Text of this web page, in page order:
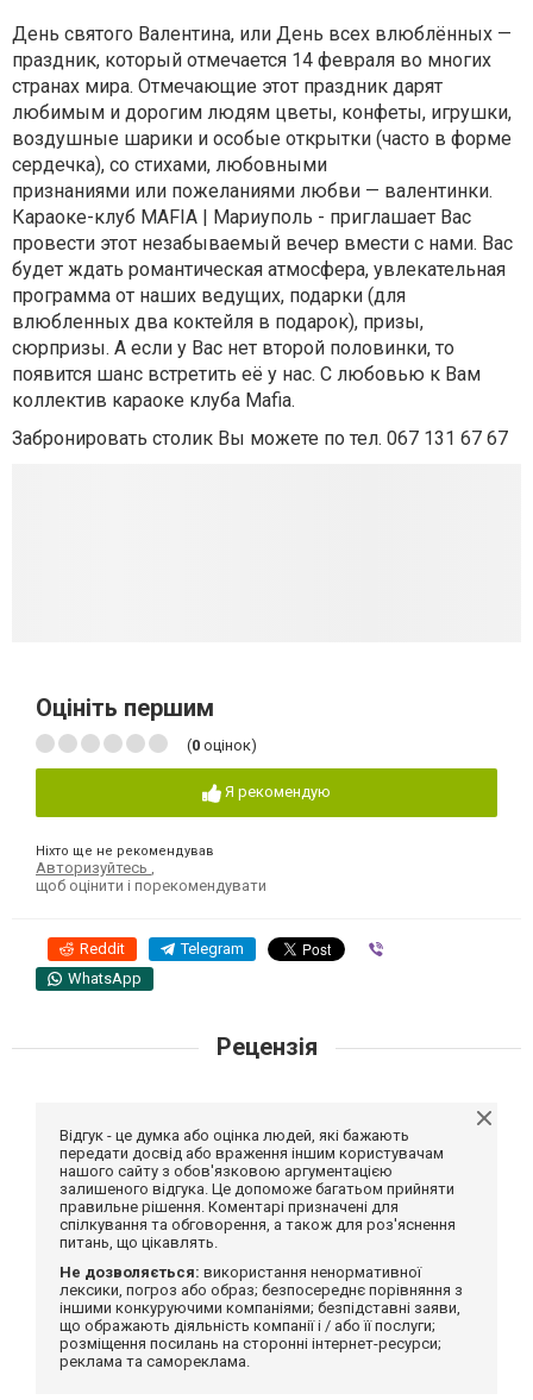
День святого Валентина, или День всех влюблённых —
праздник, который отмечается 14 февраля во многих
странах мира. Отмечающие этот праздник дарят
любимым и дорогим людям цветы, конфеты, игрушки,
воздушные шарики и особые открытки (часто в форме
сердечка), со стихами, любовными
признаниями или пожеланиями любви — валентинки.
Караоке-клуб MAFIA | Мариуполь - приглашает Вас
провести этот незабываемый вечер вмести с нами. Вас
будет ждать романтическая атмосфера, увлекательная
программа от наших ведущих, подарки (для
влюбленных два коктейля в подарок), призы,
сюрпризы. А если у Вас нет второй половинки, то
появится шанс встретить её у нас. С любовью к Вам
коллектив караоке клуба Mafia.
Забронировать столик Вы можете по тел. 067 131 67 67
Оцініть першим
(0 оцінок)
Я рекомендую
Ніхто ще не рекомендував
Авторизуйтесь
щоб оцінити і порекомендувати
Reddit Telegram
WhatsApp
Рецензія
Відгук - це думка або оцінка людей, які бажають
передати досвід або враження іншим користувачам
нашого сайту з обов'язковою аргументацією
залишеного відгука. Це допоможе багатьом прийняти
правильне рішення. Коментарі призначені для
спілкування та обговорення, а також для роз'яснення
питань, що цікавлять.
Не дозволяється: використання ненормативної
лексики, погроз або образ; безпосереднє порівняння з
іншими конкуруючими компаніями; безпідставні заяви,
що ображають діяльність компанії і / або її послуги;
розміщення посилань на сторонні інтернет-ресурси;
реклама та самореклама.